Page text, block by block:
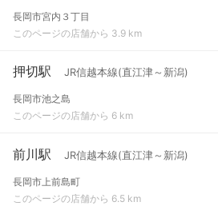
長岡市宮内３丁目
このページの店舗から 3.9 km
押切駅 JR信越本線(直江津～新潟)
長岡市池之島
このページの店舗から 6 km
前川駅 JR信越本線(直江津～新潟)
長岡市上前島町
このページの店舗から 6.5 km